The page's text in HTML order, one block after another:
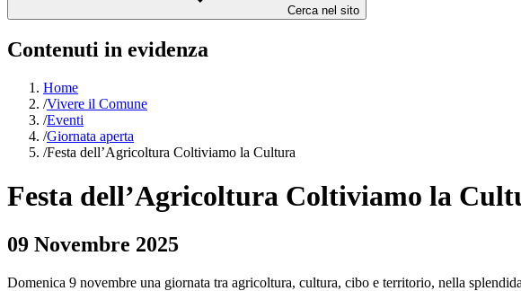
Cerca nel sito
Contenuti in evidenza
Home
/Vivere il Comune
/Eventi
/Giornata aperta
/Festa dell’Agricoltura Coltiviamo la Cultura
Festa dell’Agricoltura Coltiviamo la
09 Novembre 2025
Domenica 9 novembre una giornata tra agricoltura, cultura, cibo e territorio, nella